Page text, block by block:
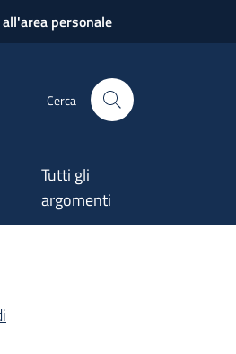
personale
Cerca
Tutti gli
argomenti